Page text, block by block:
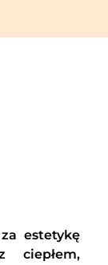
estetykę